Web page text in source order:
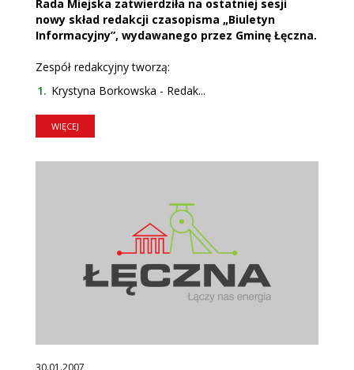
Rada Miejska zatwierdziła na ostatniej sesji
nowy skład redakcji czasopisma „Biuletyn
Informacyjny”, wydawanego przez Gminę Łęczna.
Zespół redakcyjny tworzą:
Krystyna Borkowska - Redak...
WIĘCEJ